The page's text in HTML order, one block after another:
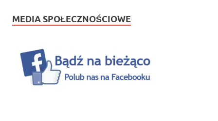
MEDIA SPOŁECZNOŚCIOWE